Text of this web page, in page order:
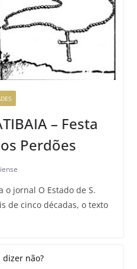
– Festa
Perdões
jornal O Estado de S.
de cinco décadas, o texto
não?